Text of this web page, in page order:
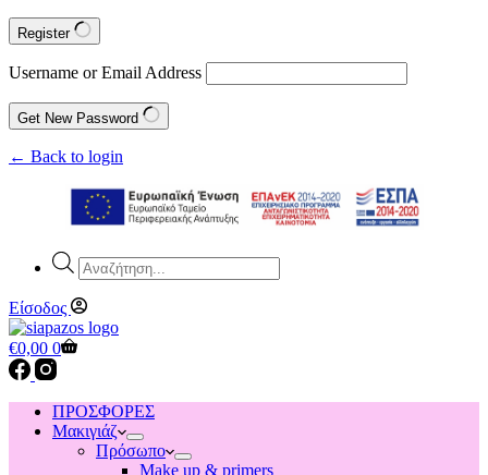
Register
Username or Email Address
Get New Password
← Back to login
Products
search
Είσοδος
Shopping
cart
€0,00 0
ΠΡΟΣΦΟΡΕΣ
Μακιγιάζ
Πρόσωπο
Make up & primers